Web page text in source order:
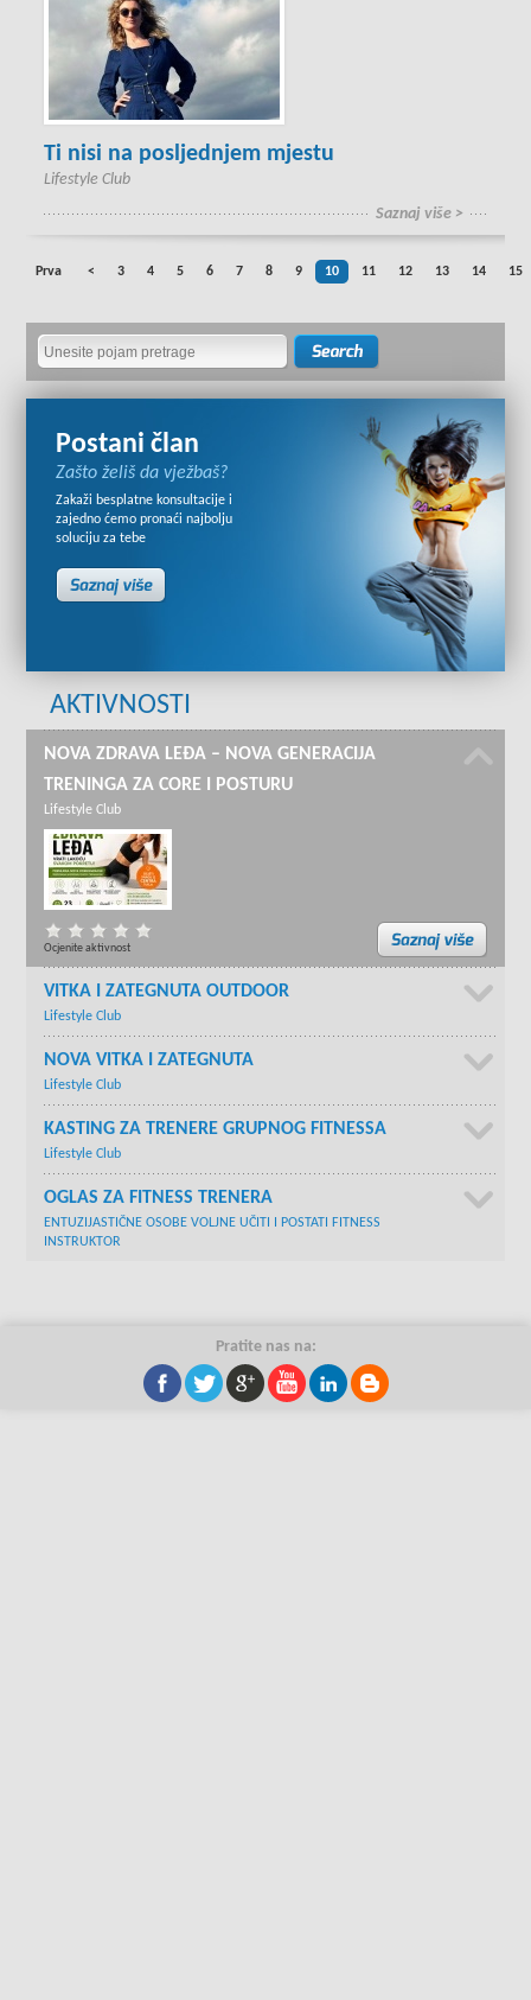
Ti nisi na posljednjem mjestu
Lifestyle Club
Saznaj više >
Prva < 3 4 5 6 7 8 9 10 11 12 13 14 15
Postani član
Zašto želiš da vježbaš?
Zakaži besplatne konsultacije i
zajedno ćemo pronaći najbolju
soluciju za tebe
AKTIVNOSTI
NOVA ZDRAVA LEĐA – NOVA GENERACIJA
TRENINGA ZA CORE I POSTURU
Lifestyle Club
Ocjenite aktivnost
VITKA I ZATEGNUTA OUTDOOR
Lifestyle Club
NOVA VITKA I ZATEGNUTA
Lifestyle Club
KASTING ZA TRENERE GRUPNOG FITNESSA
Lifestyle Club
OGLAS ZA FITNESS TRENERA
ENTUZIJASTIČNE OSOBE VOLJNE UČITI I POSTATI FITNESS
INSTRUKTOR
Pratite nas na: